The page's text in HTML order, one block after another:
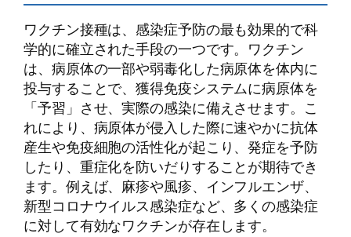
ワクチン接種は、感染症予防の最も効果的で科
学的に確立された手段の一つです。ワクチン
は、病原体の一部や弱毒化した病原体を体内に
投与することで、獲得免疫システムに病原体を
「予習」させ、実際の感染に備えさせます。こ
れにより、病原体が侵入した際に速やかに抗体
産生や免疫細胞の活性化が起こり、発症を予防
したり、重症化を防いだりすることが期待でき
ます。例えば、麻疹や風疹、インフルエンザ、
新型コロナウイルス感染症など、多くの感染症
に対して有効なワクチンが存在します。